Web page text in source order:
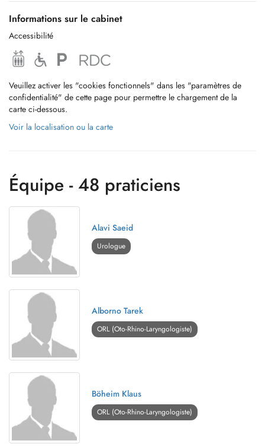
Informations sur le cabinet
Accessibilité
Veuillez activer les "cookies fonctionnels" dans les "paramètres de
confidentialité" de cette page pour permettre le chargement de la
carte ci-dessous.
Voir la localisation ou la carte
Équipe - 48 praticiens
Alavi Saeid
Urologue
Alborno Tarek
ORL (Oto-Rhino-Laryngologiste)
Böheim Klaus
ORL (Oto-Rhino-Laryngologiste)